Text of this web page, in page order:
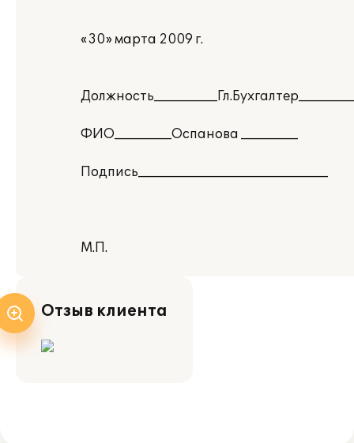
«30» марта 2009 г.
ФИО_________Оспанова _________
Подпись______________________________
М.П.
Отзыв клиента